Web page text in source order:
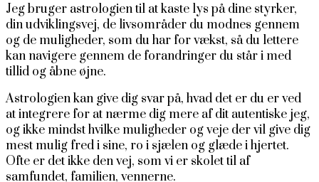
Jeg bruger astrologien til at kaste lys på dine styrker,
din udviklingsvej, de livsområder du modnes gennem
og de muligheder, som du har for vækst, så du lettere
kan navigere gennem de forandringer du står i med
tillid og åbne øjne.
Astrologien kan give dig svar på, hvad det er du er ved
at integrere for at nærme dig mere af dit autentiske jeg,
og ikke mindst hvilke muligheder og veje der vil give dig
mest mulig fred i sine, ro i sjælen og glæde i hjertet.
Ofte er det ikke den vej, som vi er skolet til af
samfundet, familien, vennerne.